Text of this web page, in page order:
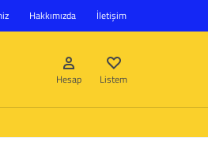
Hakkımızda İletişim
Hesap Listem